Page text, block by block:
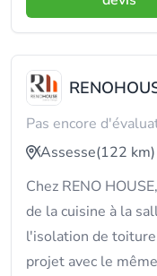
Pas encore
Assesse(122 km)
Chez RENO
de la cuisine à la
l'isolation de
projet avec le